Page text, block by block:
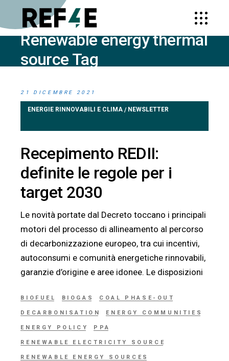
Renewable energy thermal
source Tag
ENERGY THERMAL SOURCE"
21 DICEMBRE 2021
ENERGIE RINNOVABILI E CLIMA / NEWSLETTER
Recepimento REDII:
definite le regole per i
target 2030
Le novità portate dal Decreto toccano i principali
motori del processo di allineamento al percorso
di decarbonizzazione europeo, tra cui incentivi,
autoconsumi e comunità energetiche rinnovabili,
garanzie d’origine e aree idonee. Le disposizioni
BIOFUEL BIOGAS COAL PHASE-OUT
DECARBONISATION ENERGY COMMUNITIES
ENERGY POLICY PPA
RENEWABLE ELECTRICITY SOURCE
RENEWABLE ENERGY SOURCES